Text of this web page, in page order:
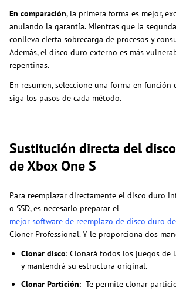
En comparación, la primera forma es mejor,
anulando la garantía. Mientras que la
conlleva cierta sobrecarga de procesos y
Además, el disco duro externo es más
repentinas.
En resumen, seleccione una forma en función
siga los pasos de cada método.
Sustitución directa del
de Xbox One S
Para reemplazar directamente el disco duro
o SSD, es necesario preparar el
mejor software de reemplazo de disco duro
Cloner Professional. Y le proporciona dos
Clonar disco: Clonará todos los juegos de
y mantendrá su estructura original.
Clonar Partición: Te permite clonar